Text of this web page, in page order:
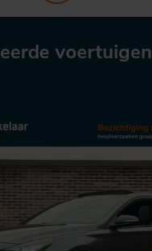
voertuigen